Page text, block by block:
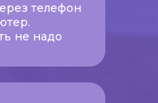
телефон
не надо